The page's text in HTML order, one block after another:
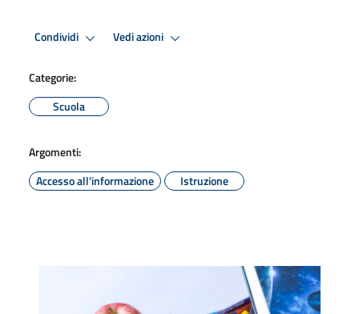
Condividi Vedi azioni
Categorie:
Scuola
Argomenti:
Accesso all'informazione
Istruzione